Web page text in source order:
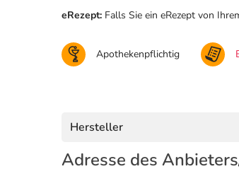
eRezept: Falls Sie ein eRezept von
Apothekenpflichtig
Hersteller
Adresse des